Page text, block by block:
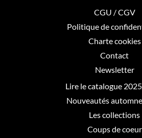
CGU / CGV
Politique de
Charte cookies
Contact
Newsletter
Lire le catalogue
Nouveautés
Les collections
Coups de coeur